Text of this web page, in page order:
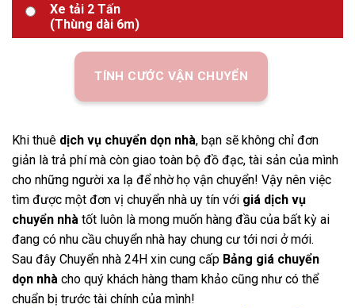
Xe tải 2 Tấn
(Thùng dài 6m)
TÍNH CƯỚC VẬN CHUYỂN
Khi thuê dịch vụ chuyển dọn nhà, bạn sẽ không chỉ đơn
giản là trả phí mà còn giao toàn bộ đồ đạc, tài sản của mình
cho những người xa lạ để nhờ họ vận chuyển! Vậy nên việc
tìm được một đơn vị chuyển nhà uy tín với giá dịch vụ
chuyển nhà tốt luôn là mong muốn hàng đầu của bất kỳ ai
đang có nhu cầu chuyển nhà hay chung cư tới nơi ở mới.
Sau đây Chuyển nhà 24H xin cung cấp Bảng giá chuyển
dọn nhà cho quý khách hàng tham khảo cũng như có thể
chuẩn bị trước tài chính của mình!